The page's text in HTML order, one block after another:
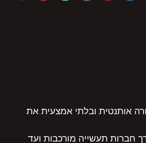
אותנטית ובלתי אמצעית את
חברות תעשייה מורכבות ועד